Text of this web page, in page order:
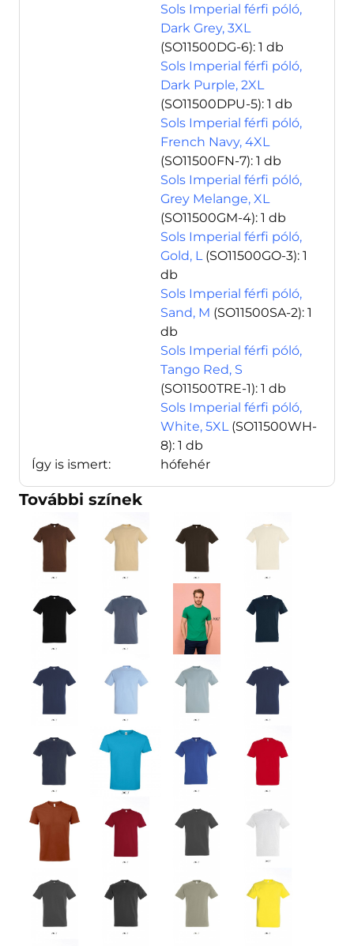
Sols Imperial férfi póló,
Dark Grey, 3XL
(SO11500DG-6): 1 db
Sols Imperial férfi póló,
Dark Purple, 2XL
(SO11500DPU-5): 1 db
Sols Imperial férfi póló,
French Navy, 4XL
(SO11500FN-7): 1 db
Sols Imperial férfi póló,
Grey Melange, XL
(SO11500GM-4): 1 db
Sols Imperial férfi póló,
Gold, L (SO11500GO-3): 1
db
Sols Imperial férfi póló,
Sand, M (SO11500SA-2): 1
db
Sols Imperial férfi póló,
Tango Red, S
(SO11500TRE-1): 1 db
Sols Imperial férfi póló,
White, 5XL (SO11500WH-
8): 1 db
Így is ismert:
hófehér
További színek